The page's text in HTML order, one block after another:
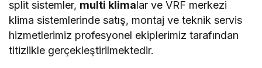
split sistemler, multi klimalar ve VRF merkezi
klima sistemlerinde satış, montaj ve teknik servis
hizmetlerimiz profesyonel ekiplerimiz tarafından
titizlikle gerçekleştirilmektedir.